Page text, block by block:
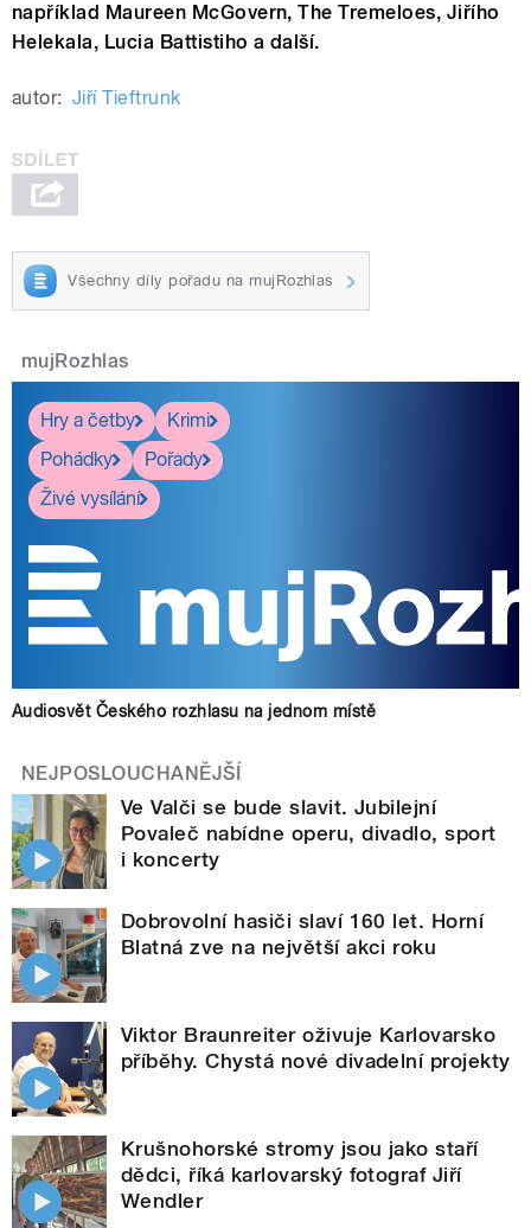
například Maureen McGovern, The Tremeloes, Jiřího
Helekala, Lucia Battistiho a další.
autor: Jiří Tieftrunk
Všechny díly pořadu na mujRozhlas
mujRozhlas
Hry a četby
Krimi
Pohádky
Pořady
Živé vysílání
Audiosvět Českého rozhlasu na jednom místě
NEJPOSLOUCHANĚJŠÍ
Ve Valči se bude slavit. Jubilejní
Povaleč nabídne operu, divadlo, sport
i koncerty
Dobrovolní hasiči slaví 160 let. Horní
Blatná zve na největší akci roku
Viktor Braunreiter oživuje Karlovarsko
příběhy. Chystá nové divadelní projekty
Krušnohorské stromy jsou jako staří
dědci, říká karlovarský fotograf Jiří
Wendler